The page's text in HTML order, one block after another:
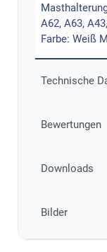
A62, A63,
Farbe: Weiß
Technische
Bewertungen
Downloads
Bilder